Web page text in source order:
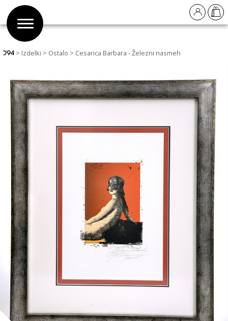
Izdelki Ostalo Cesarica Barbara - Železni nasmeh